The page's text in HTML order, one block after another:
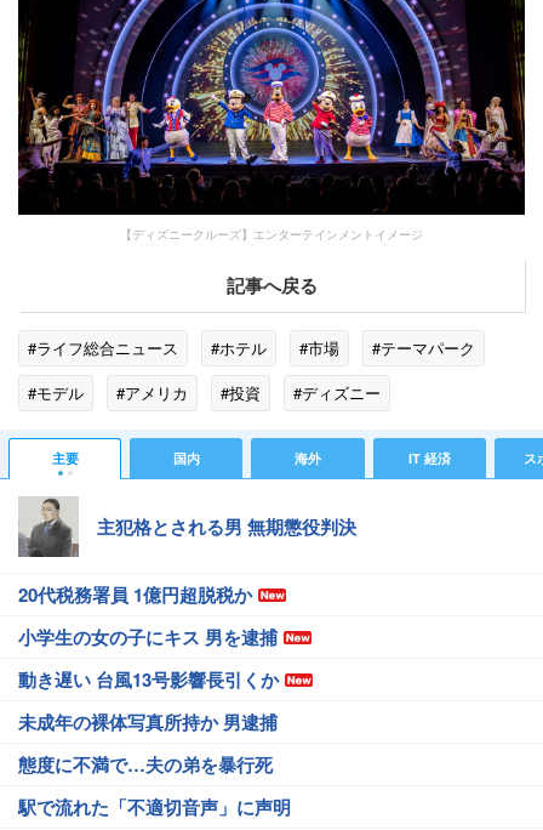
【ディズニークルーズ】エンターテインメントイメージ
記事へ戻る
#ライフ総合ニュース #ホテル #市場
#テーマパーク
#モデル
#アメリカ #投資
#ディズニー
#シンガポール
#オリエンタルランド
#バラエティ
#トレンド
主要 国内 海外 IT 経済 ス
主犯格とされる男 無期懲役判決
20代税務署員 1億円超脱税か
小学生の女の子にキス 男を逮捕
動き遅い 台風13号影響長引くか
未成年の裸体写真所持か 男逮捕
態度に不満で…夫の弟を暴行死
駅で流れた「不適切音声」に声明